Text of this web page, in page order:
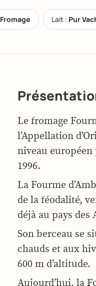
Fromage Lait : Pur
Le fromage
l’Appellation
niveau européen
1996.
La Fourme
de la féodalité,
déjà au pays des
Son berceau se
chauds et aux
600 m d’altitude.
Aujourd’hui, la